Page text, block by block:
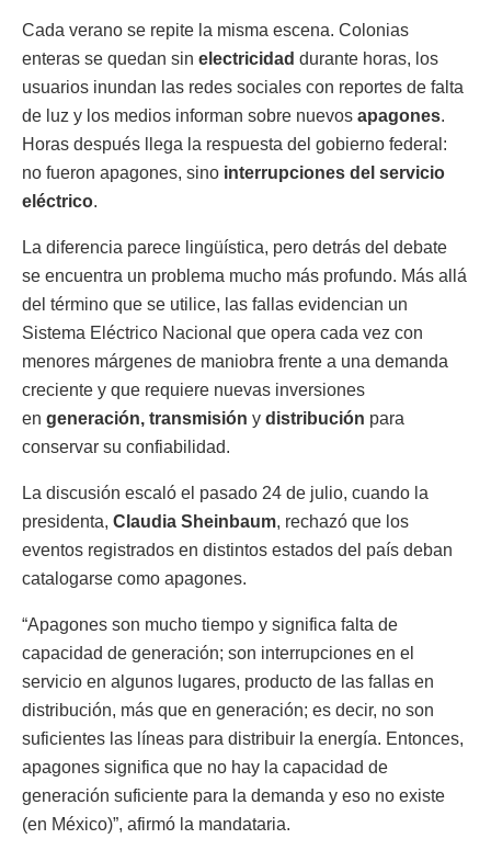
Cada verano se repite la misma escena. Colonias
enteras se quedan sin electricidad durante horas, los
usuarios inundan las redes sociales con reportes de falta
de luz y los medios informan sobre nuevos apagones.
Horas después llega la respuesta del gobierno federal:
no fueron apagones, sino interrupciones del servicio
eléctrico.
La diferencia parece lingüística, pero detrás del debate
se encuentra un problema mucho más profundo. Más allá
del término que se utilice, las fallas evidencian un
Sistema Eléctrico Nacional que opera cada vez con
menores márgenes de maniobra frente a una demanda
creciente y que requiere nuevas inversiones
en generación, transmisión y distribución para
conservar su confiabilidad.
La discusión escaló el pasado 24 de julio, cuando la
presidenta, Claudia Sheinbaum, rechazó que los
eventos registrados en distintos estados del país deban
catalogarse como apagones.
“Apagones son mucho tiempo y significa falta de
capacidad de generación; son interrupciones en el
servicio en algunos lugares, producto de las fallas en
distribución, más que en generación; es decir, no son
suficientes las líneas para distribuir la energía. Entonces,
apagones significa que no hay la capacidad de
generación suficiente para la demanda y eso no existe
(en México)”, afirmó la mandataria.